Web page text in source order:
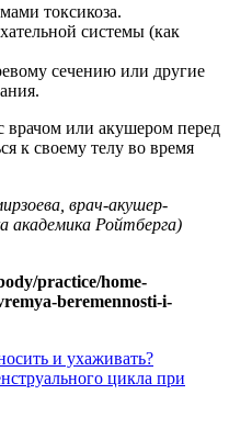
токсикоза.
системы (как
сечению или другие
врачом или акушером перед
к своему телу во время
врач-акушер-
академика Ройтберга)
practice/home-
beremennosti-i-
и ухаживать?
цикла при